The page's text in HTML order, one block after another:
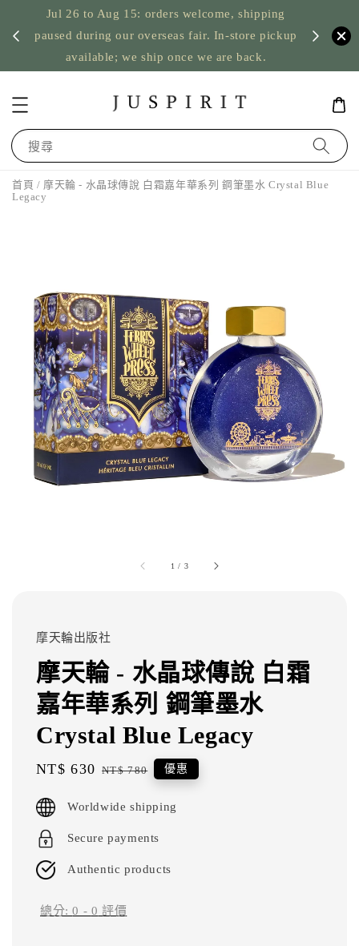
Jul 26 to Aug 15: orders welcome, shipping
paused during our overseas fair. In-store pickup
available; we ship once we are back.
US
搜尋
首頁 / 摩天輪 - 水晶球傳說 白霜嘉年華系列 鋼筆墨水 Crystal Blue
Legacy
1 / 3
摩天輪出版社
摩天輪 - 水晶球傳說 白霜
嘉年華系列 鋼筆墨水
Crystal Blue Legacy
Sale
NT$ 630 Regular
NT$ 780 優惠
Worldwide shipping
Secure payments
Authentic products
總分:0 - 0 評價